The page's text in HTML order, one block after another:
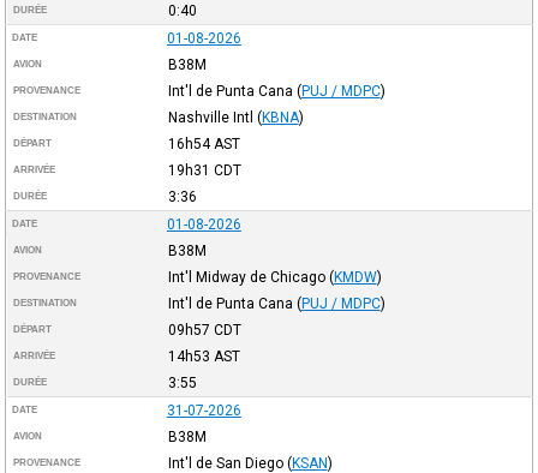
DURÉE 0:40
DATE 01-08-2026
AVION B38M
PROVENANCE Int'l de Punta Cana (PUJ / MDPC)
DESTINATION Nashville Intl (KBNA)
DÉPART 16h54 AST
ARRIVÉE 19h31 CDT
DURÉE 3:36
DATE 01-08-2026
AVION B38M
PROVENANCE Int'l Midway de Chicago (KMDW)
DESTINATION Int'l de Punta Cana (PUJ / MDPC)
DÉPART 09h57 CDT
ARRIVÉE 14h53 AST
DURÉE 3:55
DATE 31-07-2026
AVION B38M
PROVENANCE Int'l de San Diego (KSAN)